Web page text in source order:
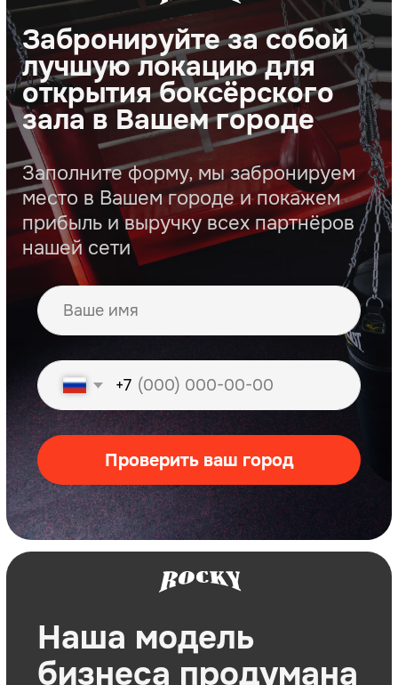
Франшиза, с
которой ты будешь
зарабатывать
(таблицы, P&L, Cash Flow)
Автоматизированный
и структурный
бизнес
Помогаем внедрить CRM и
эффективно работать с базой
Регламенты и все формы
отчетности
— С клиентами и заполняемостью уже с
первого месяца
Ежегодные встречи с партнерами сети
Мы прокачиваем твою команду